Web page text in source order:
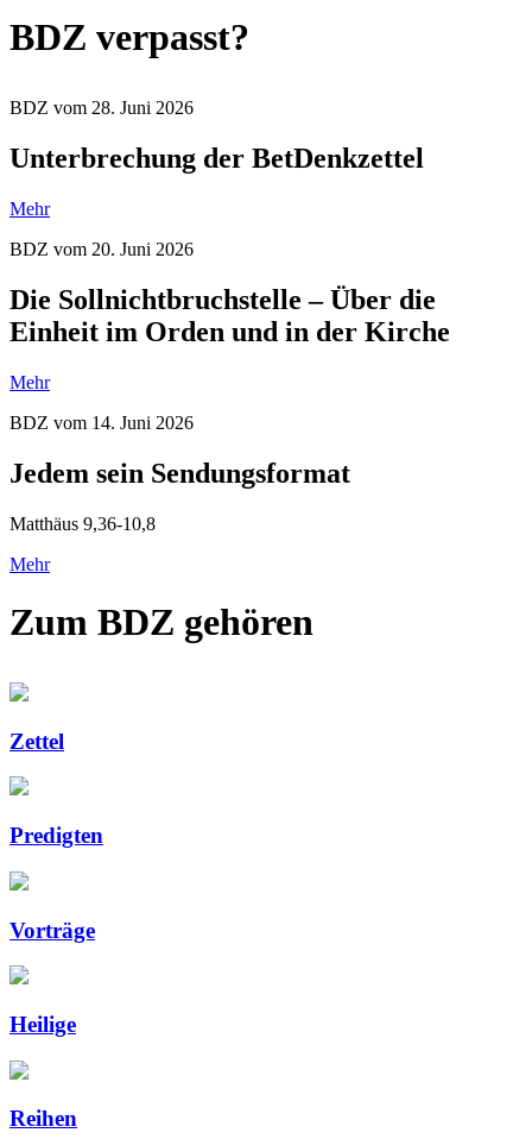
BDZ verpasst?
BDZ vom 28. Juni 2026
Unterbrechung der BetDenkzettel
Mehr
BDZ vom 20. Juni 2026
Die Sollnichtbruchstelle – Über die
Einheit im Orden und in der Kirche
Mehr
BDZ vom 14. Juni 2026
Jedem sein Sendungsformat
Matthäus 9,36-10,8
Mehr
Zum BDZ gehören
Zettel
Predigten
Vorträge
Heilige
Reihen